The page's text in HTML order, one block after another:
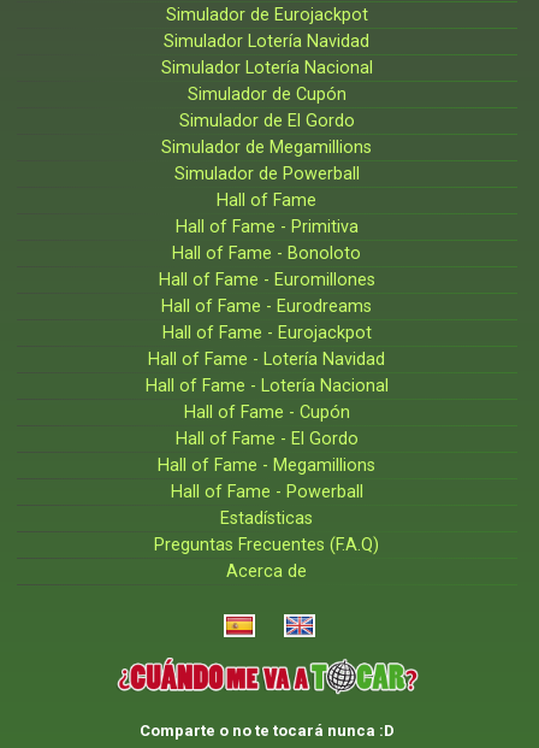
Simulador de Eurojackpot
Simulador Lotería Navidad
Simulador Lotería Nacional
Simulador de Cupón
Simulador de El Gordo
Simulador de Megamillions
Simulador de Powerball
Hall of Fame
Hall of Fame - Primitiva
Hall of Fame - Bonoloto
Hall of Fame - Euromillones
Hall of Fame - Eurodreams
Hall of Fame - Eurojackpot
Hall of Fame - Lotería Navidad
Hall of Fame - Lotería Nacional
Hall of Fame - Cupón
Hall of Fame - El Gordo
Hall of Fame - Megamillions
Hall of Fame - Powerball
Estadísticas
Preguntas Frecuentes (F.A.Q)
Acerca de
Comparte o no te tocará nunca :D